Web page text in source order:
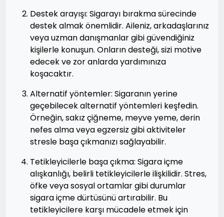
Destek arayışı: Sigarayı bırakma sürecinde
destek almak önemlidir. Aileniz, arkadaşlarınız
veya uzman danışmanlar gibi güvendiğiniz
kişilerle konuşun. Onların desteği, sizi motive
edecek ve zor anlarda yardımınıza
koşacaktır.
Alternatif yöntemler: Sigaranın yerine
geçebilecek alternatif yöntemleri keşfedin.
Örneğin, sakız çiğneme, meyve yeme, derin
nefes alma veya egzersiz gibi aktiviteler
stresle başa çıkmanızı sağlayabilir.
Tetikleyicilerle başa çıkma: Sigara içme
alışkanlığı, belirli tetikleyicilerle ilişkilidir. Stres,
öfke veya sosyal ortamlar gibi durumlar
sigara içme dürtüsünü artırabilir. Bu
tetikleyicilere karşı mücadele etmek için